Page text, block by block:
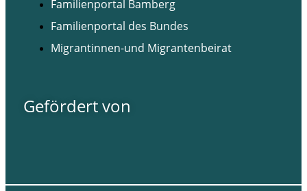
Familienportal Bamberg
Familienportal des Bundes
Migrantinnen-und Migrantenbeirat
Gefördert von